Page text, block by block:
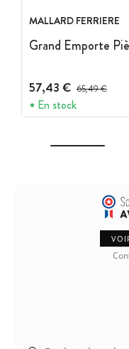
MALLARD FERRIERE
Grand Emporte
57,43 € Prix avant
65,49 €
En stock